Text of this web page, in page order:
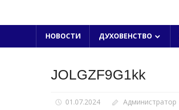
НОВОСТИ ДУХОВЕНСТВО
JOLGZF9G1kk
01.07.2024 Администратор